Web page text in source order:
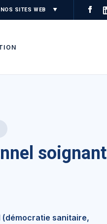
NOS SITES WEB
soignant
sanitaire,